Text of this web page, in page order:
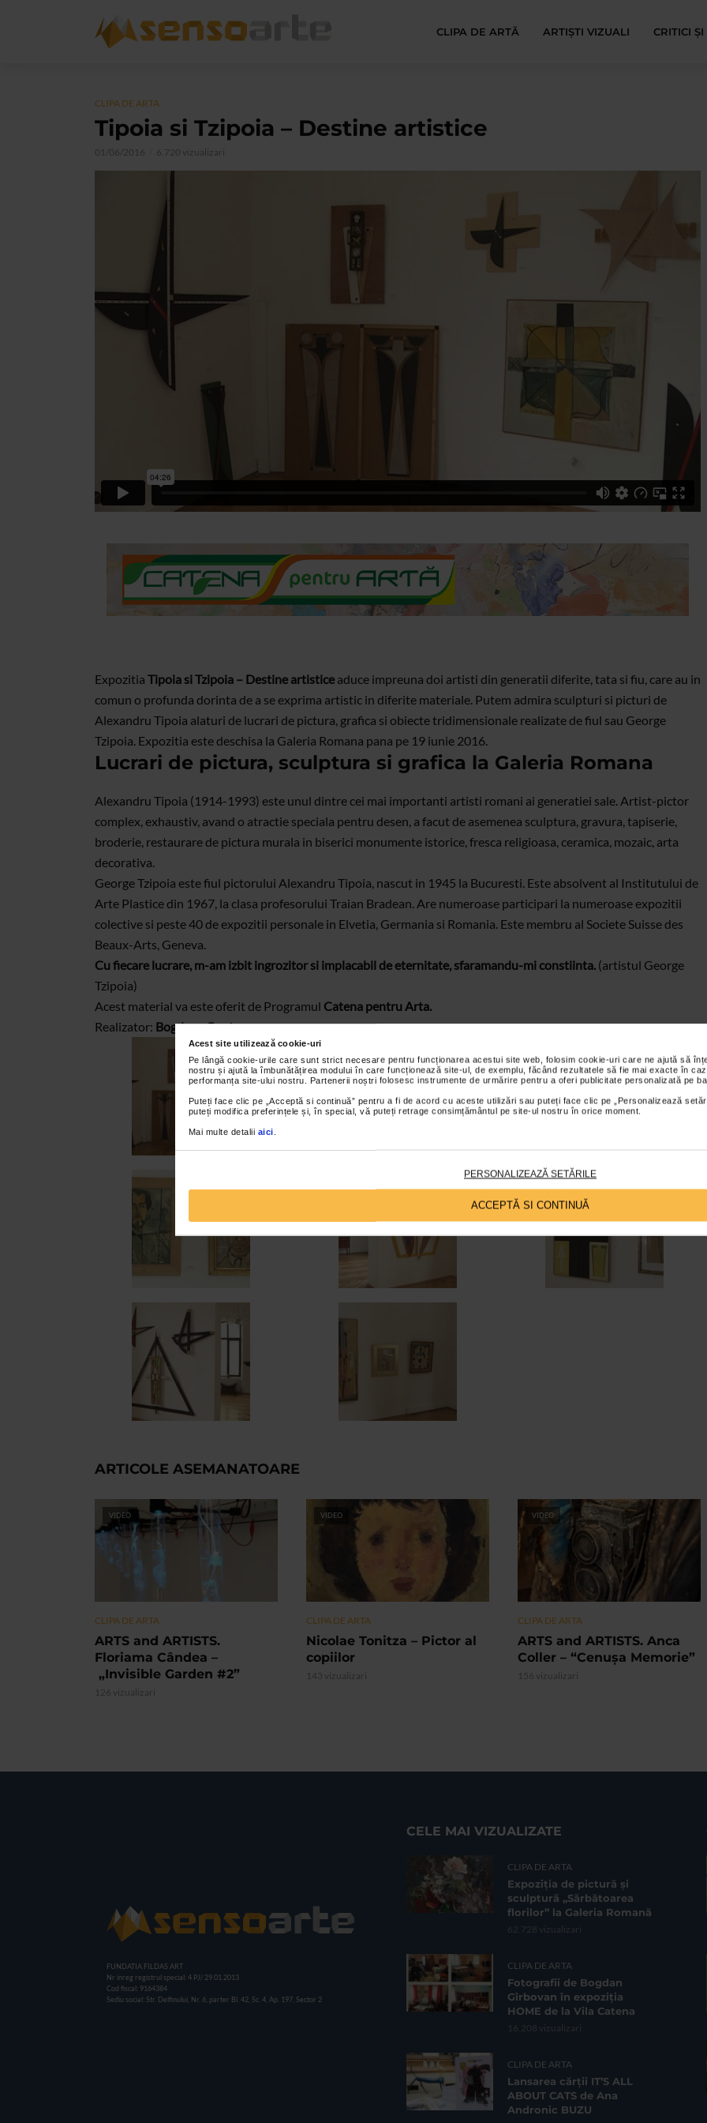
Acest site utilizează cookie-uri
Pe lângă cookie-urile care sunt strict necesare pentru funcționarea acestui site web, folosim cookie-uri care ne ajută să
nostru și ajută la îmbunătățirea modului în care funcționează site-ul, de exemplu, făcând rezultatele să fie mai exacte în
performanța site-ului nostru. Partenerii noștri folosesc instrumente de urmărire pentru a oferi publicitate personalizată pe
Puteți face clic pe „Acceptă si continuă” pentru a fi de acord cu aceste utilizări sau puteți face clic pe „Personalizează
puteți modifica preferințele și, în special, vă puteți retrage consimțământul pe site-ul nostru în orice moment.
Mai multe detalii aici
PERSONALIZEAZĂ SETĂRILE
ACCEPTĂ SI CONTINUĂ
CLIPA DE ARTĂ ARTIȘTI VIZUALI CRITICI
CLIPA DE ARTA
Tipoia si Tzipoia – Destine artistice
01/06/2016 6.720 vizualizari
Expozitia Tipoia si Tzipoia – Destine artistice aduce impreuna doi artisti din generatii diferite, tata si fiu, care au in
comun o profunda dorinta de a se exprima artistic in diferite materiale. Putem admira sculpturi si picturi de
Alexandru Tipoia alaturi de lucrari de pictura, grafica si obiecte tridimensionale realizate de fiul sau George
Tzipoia. Expozitia este deschisa la Galeria Romana pana pe 19 iunie 2016.
Lucrari de pictura, sculptura si grafica la Galeria Romana
Alexandru Tipoia (1914-1993) este unul dintre cei mai importanti artisti romani ai generatiei sale. Artist-pictor
complex, exhaustiv, avand o atractie speciala pentru desen, a facut de asemenea sculptura, gravura, tapiserie,
broderie, restaurare de pictura murala in biserici monumente istorice, fresca religioasa, ceramica, mozaic, arta
decorativa.
George Tzipoia este fiul pictorului Alexandru Tipoia, nascut in 1945 la Bucuresti. Este absolvent al Institutului de
Arte Plastice din 1967, la clasa profesorului Traian Bradean. Are numeroase participari la numeroase expozitii
colective si peste 40 de expozitii personale in Elvetia, Germania si Romania. Este membru al Societe Suisse des
Beaux-Arts, Geneva.
Cu fiecare lucrare, m-am izbit ingrozitor si implacabil de eternitate, sfaramandu-mi constiinta. (artistul George
Tzipoia)
Acest material va este oferit de Programul Catena pentru Arta.
Realizator: Bogdana Contras
ARTICOLE ASEMANATOARE
VIDEO
CLIPA DE ARTA
ARTS and ARTISTS.
Floriama Cândea –
„Invisible Garden #2”
126 vizualizari
VIDEO
CLIPA DE ARTA
Nicolae Tonitza – Pictor al
copiilor
143 vizualizari
VIDEO
CLIPA DE ARTA
ARTS and ARTISTS. Anca
Coller – “Cenușa Memorie”
156 vizualizari
FUNDATIA FILDAS ART
Nr inreg registrul special: 4 PJ/ 29.01.2013
Cod fiscal: 9164384
Sediu social: Str. Delfinului, Nr. 6, parter Bl. 42, Sc. 4, Ap. 197, Sector 2
CELE MAI VIZUALIZATE
CLIPA DE ARTA
Expoziția de pictură și
sculptură „Sărbătoarea
florilor” la Galeria Romană
62.728 vizualizari
CLIPA DE ARTA
Fotografii de Bogdan
Gîrbovan în expoziția
HOME de la Vila Catena
16.208 vizualizari
CLIPA DE ARTA
Lansarea cărții IT’S ALL
ABOUT CATS de Ana
Andronic BUZU